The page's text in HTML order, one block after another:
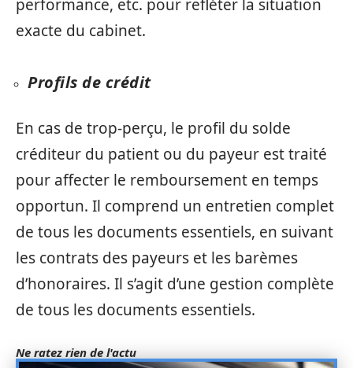
performance, etc. pour refléter la situation
exacte du cabinet.
Profils de crédit
En cas de trop-perçu, le profil du solde
créditeur du patient ou du payeur est traité
pour affecter le remboursement en temps
opportun. Il comprend un entretien complet
de tous les documents essentiels, en suivant
les contrats des payeurs et les barèmes
d’honoraires. Il s’agit d’une gestion complète
de tous les documents essentiels.
Ne ratez rien de l'actu